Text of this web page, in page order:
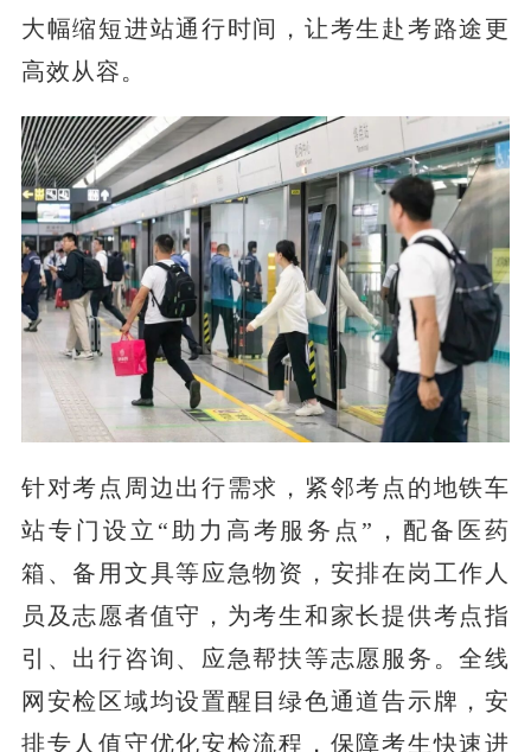
大幅缩短进站通行时间，让考生赴考路途更
高效从容。
针对考点周边出行需求，紧邻考点的地铁车
站专门设立“助力高考服务点”，配备医药
箱、备用文具等应急物资，安排在岗工作人
员及志愿者值守，为考生和家长提供考点指
引、出行咨询、应急帮扶等志愿服务。全线
网安检区域均设置醒目绿色通道告示牌，安
排专人值守优化安检流程，保障考生快速进